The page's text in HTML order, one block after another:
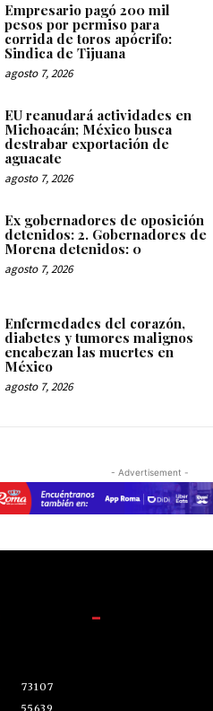
Empresario pagó 200 mil
pesos por permiso para
corrida de toros apócrifo:
Sindica de Tijuana
agosto 7, 2026
EU reanudará actividades en
Michoacán; México busca
destrabar exportación de
aguacate
agosto 7, 2026
Ex gobernadores de oposición
detenidos: 2. Gobernadores de
Morena detenidos: 0
agosto 7, 2026
Enfermedades del corazón,
diabetes y tumores malignos
encabezan las muertes en
México
agosto 7, 2026
- Advertisement -
73107
-